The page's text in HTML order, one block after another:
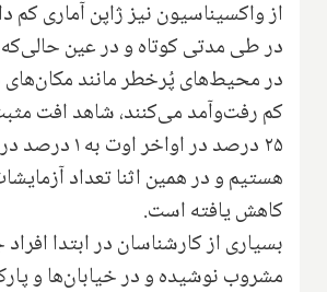
از واکسیناسیون نیز ژاپن آماری کم
در طی مدتی کوتاه و در عین
در محیط‌های پُرخطر مانند مکان‌های
کم رفت‌وآمد می‌کنند، شاهد افت
۲۵ درصد در
هستیم و در همین اثنا تعداد
کاهش یافته است.
بسیاری از کارشناسان در ابتدا
مشروب نوشیده و در خیابان‌ها و